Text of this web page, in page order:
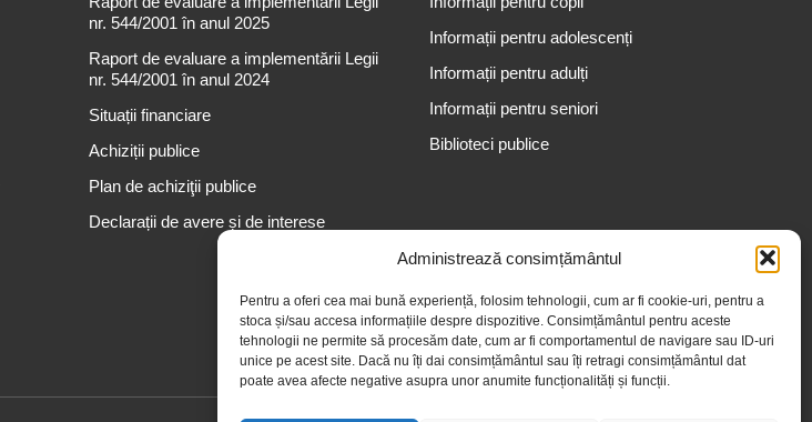
Administrează consimțământul
Pentru a oferi cea mai bună experiență, folosim tehnologii, cum ar fi cookie-uri, pentru a
stoca și/sau accesa informațiile despre dispozitive. Consimțământul pentru aceste
tehnologii ne permite să procesăm date, cum ar fi comportamentul de navigare sau ID-uri
unice pe acest site. Dacă nu îți dai consimțământul sau îți retragi consimțământul dat
poate avea afecte negative asupra unor anumite funcționalități și funcții.
nr. 544/2001 în anul 2025
Raport de evaluare a implementării Legii
nr. 544/2001 în anul 2024
Situații financiare
Achiziții publice
Plan de achiziţii publice
Declarații de avere și de interese
Informații pentru adolescenți
Informații pentru adulți
Informații pentru seniori
Biblioteci publice